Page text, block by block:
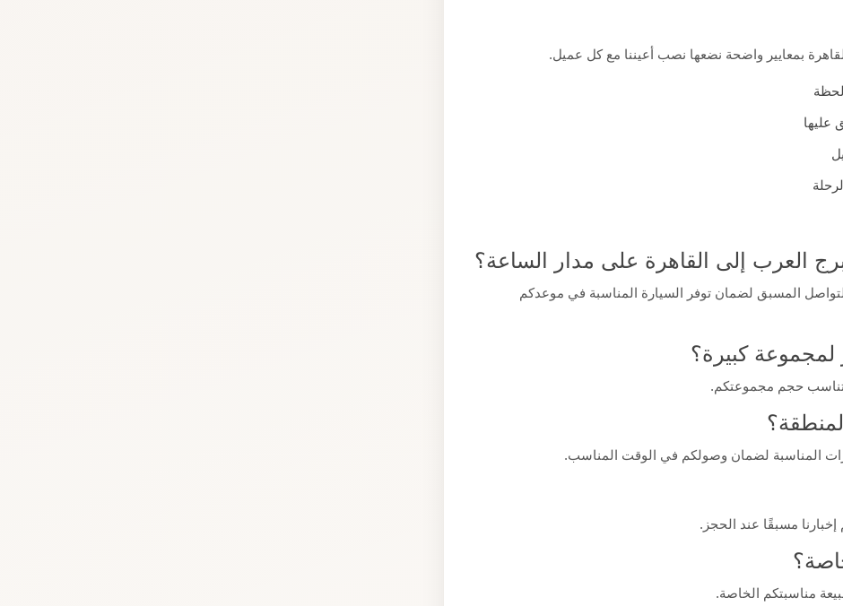
بمعايير واضحة نضعها نصب أعيننا مع كل عميل.
عليها
العرب إلى القاهرة على مدار الساعة؟
المسبق لضمان توفر السيارة المناسبة في موعدكم
كبيرة؟
تناسب حجم مجموعتكم.
المناسبة لضمان وصولكم في الوقت المناسب.
مسبقًا عند الحجز.
مناسبتكم الخاصة.